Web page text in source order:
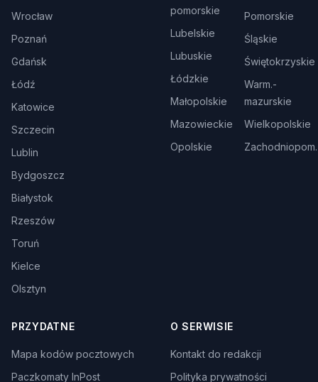
Wrocław
Poznań
Gdańsk
Łódź
Katowice
Szczecin
Lublin
Bydgoszcz
Białystok
Rzeszów
Toruń
Kielce
Olsztyn
pomorskie
Lubelskie
Lubuskie
Łódzkie
Małopolskie
Mazowieckie
Opolskie
Pomorskie
Śląskie
Świętokrzyskie
Warm.-
mazurskie
Wielkopolskie
Zachodniopom.
PRZYDATNE
Mapa kodów pocztowych
Paczkomaty InPost
O SERWISIE
Kontakt do redakcji
Polityka prywatności